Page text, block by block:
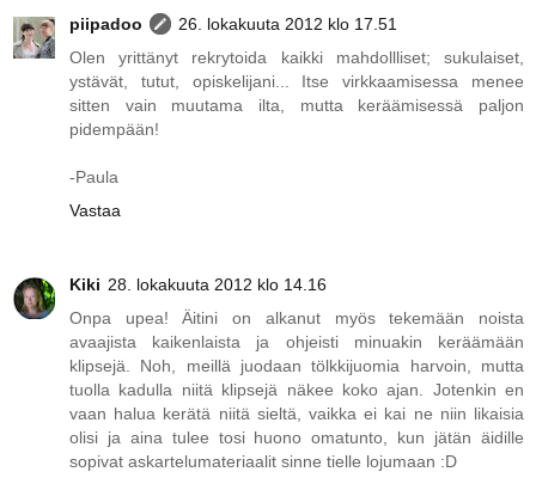
piipadoo
26. lokakuuta 2012 klo 17.51
Olen yrittänyt rekrytoida kaikki mahdollliset; sukulaiset,
ystävät, tutut, opiskelijani... Itse virkkaamisessa menee
sitten vain muutama ilta, mutta keräämisessä paljon
pidempään!
-Paula
Vastaa
Kiki 28. lokakuuta 2012 klo 14.16
Onpa upea! Äitini on alkanut myös tekemään noista
avaajista kaikenlaista ja ohjeisti minuakin keräämään
klipsejä. Noh, meillä juodaan tölkkijuomia harvoin, mutta
tuolla kadulla niitä klipsejä näkee koko ajan. Jotenkin en
vaan halua kerätä niitä sieltä, vaikka ei kai ne niin likaisia
olisi ja aina tulee tosi huono omatunto, kun jätän äidille
sopivat askartelumateriaalit sinne tielle lojumaan :D